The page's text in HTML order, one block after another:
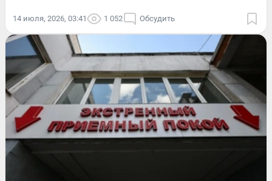
14 июля, 2026, 03:41 1 052 Обсудить